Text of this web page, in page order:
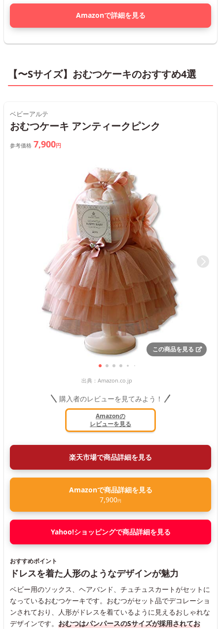
Amazonで詳細を見る
【〜Sサイズ】おむつケーキのおすすめ4選
ベビーアルテ
おむつケーキ アンティークピンク
参考価格 7,900円
この商品を見る
出典： Amazon.co.jp
購入者のレビューを見てみよう！
Amazonの
レビューを見る
楽天市場で商品詳細を見る
Amazonで商品詳細を見る
7,900円
Yahoo!ショッピングで商品詳細を見る
おすすめポイント
ドレスを着た人形のようなデザインが魅力
ベビー用のソックス、ヘアバンド、チュチュスカートがセットに
なっているおむつケーキです。おむつがセット品でデコレーショ
ンされており、人形がドレスを着ているように見えるおしゃれな
デザインです。 おむつはパンパースのSサイズが採用されてお